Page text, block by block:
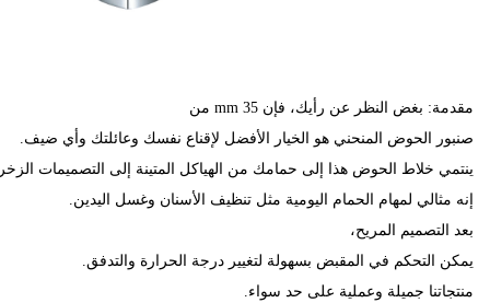
مقدمة: بغض النظر عن رأيك، فإن 35
m
m من
صنبور
الحوض المنحني هو الخيار الأفضل لإقناع نفسك وعائلتك وأي ضيف.
ينتمي خلاط الحوض هذا إلى حمامك من الهياكل المتينة إلى التصميمات
إنه مثالي لمهام الحمام اليومية مثل تنظيف الأسنان وغسل اليدين.
بعد التصميم المريح،
يمكن
التحكم في المقبض بسهولة لتغيير درجة الحرارة والتدفق.
منتجاتنا جميلة وعملية على حد سواء.